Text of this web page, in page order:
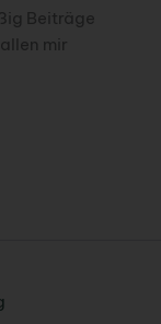
Beiträge
mir